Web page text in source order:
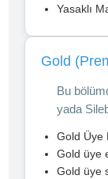
Yasaklı
Gold
Bu
yada
Gold Üye
Gold üye
Gold üye